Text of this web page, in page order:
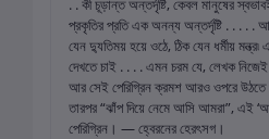
প্রকৃতির প্রতি এক অনন্য অন্তর্দৃষ্টি . . . . .
যেন দ্যুতিময় হয়ে ওঠে, ঠিক যেন ধর্মীয়
দেখতে চাই . . . . এমন চরম যে, লেখক নিজেই
আর সেই পেরিগ্রিন ক্রমশ আরও ওপরে উঠতে
তারপর “ঝাঁপ দিয়ে নেমে আসি আমরা”, এই
পেরিগ্রিন। — হ্বেরনের হেরৎসগ।